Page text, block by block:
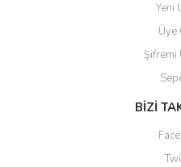
Yeni
Üye
Şifremi
BİZİ